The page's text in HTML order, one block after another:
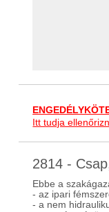
Itt tudja
2814 -
Ebbe a
- az ipari
- a nem